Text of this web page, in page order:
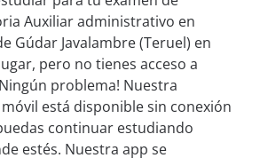
Auxiliar administrativo en
Gúdar Javalambre (Teruel) en
pero no tienes acceso a
problema! Nuestra
está disponible sin conexión
continuar estudiando
estés. Nuestra app se